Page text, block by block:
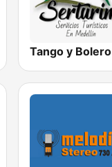
Tango y Bolero